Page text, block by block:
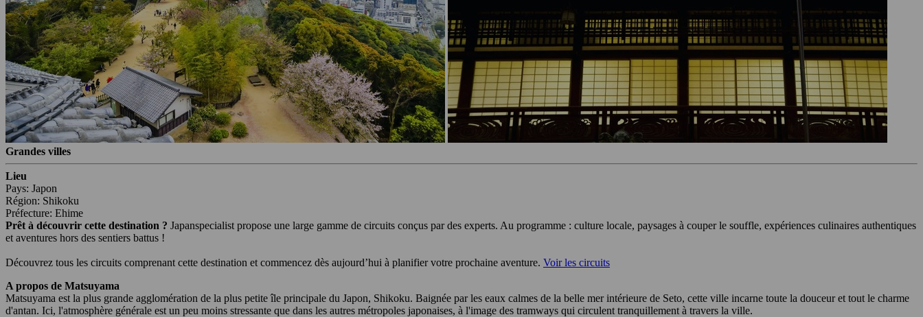
Grandes villes
Lieu
Pays: Japon
Région: Shikoku
Préfecture: Ehime
Prêt à découvrir cette destination ? Japanspecialist propose une large gamme de circuits conçus par des experts. Au programme : culture locale, paysages à couper le souffle, expériences culinaires authentiques
et aventures hors des sentiers battus !
Découvrez tous les circuits comprenant cette destination et commencez dès aujourd’hui à planifier votre prochaine aventure. Voir les circuits
A propos de Matsuyama
Matsuyama est la plus grande agglomération de la plus petite île principale du Japon, Shikoku. Baignée par les eaux calmes de la belle mer intérieure de Seto, cette ville incarne toute la douceur et tout le charme
d'antan. Ici, l'atmosphère générale est un peu moins stressante que dans les autres métropoles japonaises, à l'image des tramways qui circulent tranquillement à travers la ville.